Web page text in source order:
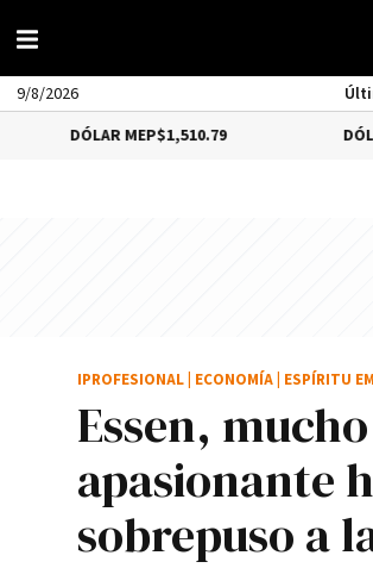
9/8/2026
$1,510.79
Essen,
apasionante
sobrepuso a
IPROFESIONAL ECONOMÍA ESPÍRITU